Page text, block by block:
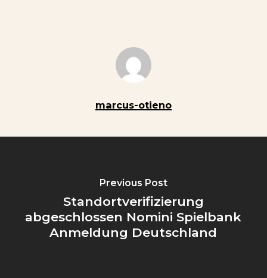
marcus-otieno
Previous Post
Standortverifizierung
abgeschlossen Nomini Spielbank
Anmeldung Deutschland